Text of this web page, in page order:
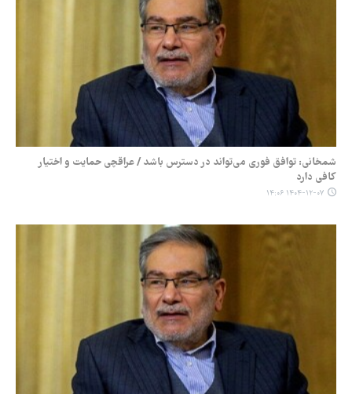
شمخانی: توافق فوری می‌تواند در دسترس باشد / عراقچی حمایت و اختیار
کافی دارد
۱۴۰۴-۱۲-۰۷ ۱۴:۰۶